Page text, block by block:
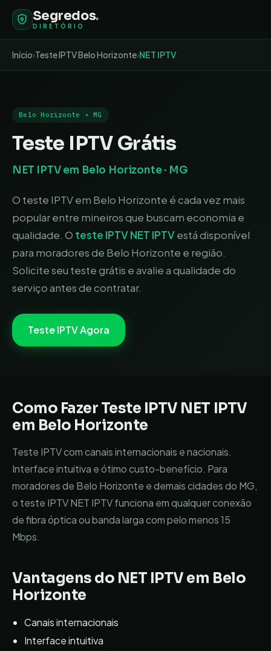
Segredos.
DIRETÓRIO
Início›Teste IPTVBelo Horizonte›NET IPTV
Belo Horizonte •MG
Teste IPTV Grátis
NET IPTVem Belo Horizonte· MG
O teste IPTV em Belo Horizonte é cada vez mais
popular entre mineiros que buscam economia e
qualidade. O teste IPTVNET IPTVestá disponível
para moradores de Belo Horizonte e região.
Solicite seu teste grátis e avalie a qualidade do
serviço antes de contratar.
Teste IPTV Agora
Como Fazer Teste IPTV NET IPTV
em Belo Horizonte
Teste IPTV com canais internacionais e nacionais.
Interface intuitiva e ótimo custo-benefício. Para
moradores de Belo Horizonte e demais cidades do MG,
o teste IPTVNET IPTVfunciona em qualquer conexão
de fibra óptica ou banda larga com pelo menos 15
Mbps.
Vantagens do NET IPTV em Belo
Horizonte
Canais internacionais
Interface intuitiva